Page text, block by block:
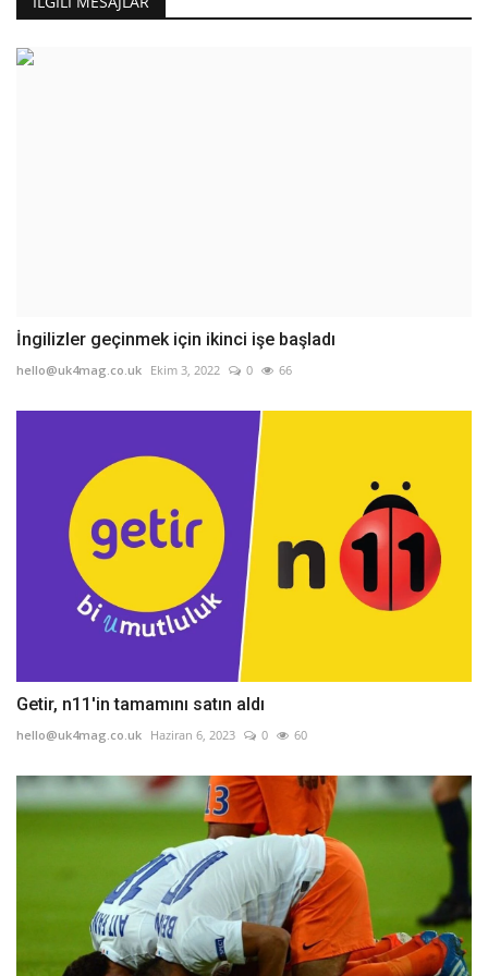
İngilizler geçinmek için ikinci işe başladı
hello@uk4mag.co.uk Ekim 3, 2022 0 66
Getir, n11'in tamamını satın aldı
hello@uk4mag.co.uk Haziran 6, 2023 0 60